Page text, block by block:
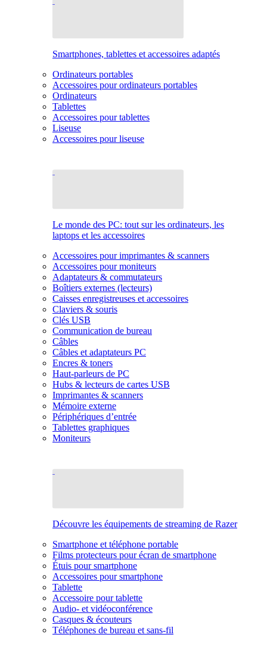
Smartphones, tablettes et accessoires adaptés
Ordinateurs portables
Accessoires pour ordinateurs portables
Ordinateurs
Tablettes
Accessoires pour tablettes
Liseuse
Accessoires pour liseuse
Le monde des PC: tout sur les ordinateurs, les
laptops et les accessoires
Accessoires pour imprimantes & scanners
Accessoires pour moniteurs
Adaptateurs & commutateurs
Boîtiers externes (lecteurs)
Caisses enregistreuses et accessoires
Claviers & souris
Clés USB
Communication de bureau
Câbles
Câbles et adaptateurs PC
Encres & toners
Haut-parleurs de PC
Hubs & lecteurs de cartes USB
Imprimantes & scanners
Mémoire externe
Périphériques d’entrée
Tablettes graphiques
Moniteurs
Découvre les équipements de streaming de Razer
Smartphone et téléphone portable
Films protecteurs pour écran de smartphone
Étuis pour smartphone
Accessoires pour smartphone
Tablette
Accessoire pour tablette
Audio- et vidéoconférence
Casques & écouteurs
Téléphones de bureau et sans-fil